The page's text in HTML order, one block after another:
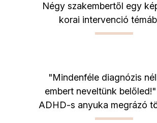
Négy szakembertől egy
korai intervenció
"Mindenféle diagnózis
embert neveltünk
ADHD-s anyuka megrázó